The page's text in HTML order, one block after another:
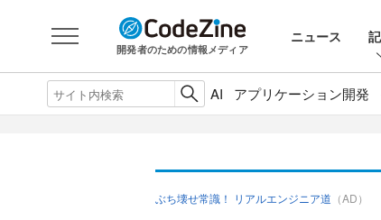
開発者のための情報メディア
ニュース
AI アプリケーション開発
ぶち壊せ常識！ リアルエンジニア道 （AD）